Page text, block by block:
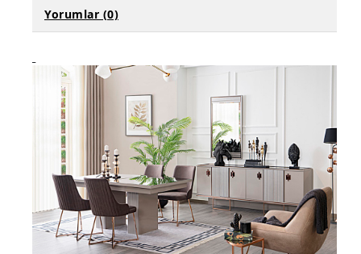
Dresuar
TV Ünitesi
Ahşap Çiçeklik & Saksılık
Markiz Koltuk
Ahşap Tabure
Şifonyer
Josefin Koltuk
Yorumlar (0)